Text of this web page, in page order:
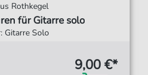
Rothkegel
für Gitarre solo
Gitarre Solo
9,00 €*